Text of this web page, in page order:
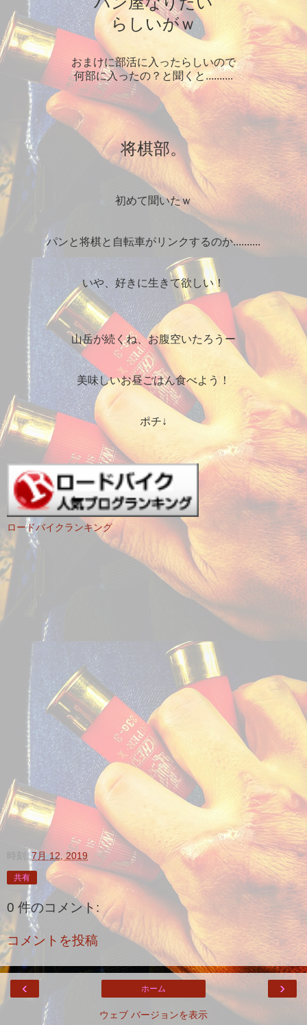
らしいがｗ
おまけに部活に入ったらしいので
何部に入ったの？と聞くと..........
将棋部。
初めて聞いたｗ
パンと将棋と自転車がリンクするのか..........
いや、好きに生きて欲しい！
山岳が続くね、お腹空いたろうー
美味しいお昼ごはん食べよう！
ポチ↓
ロードバイクランキング
時刻:7月 12, 2019
共有
0 件のコメント:
コメントを投稿
‹ ›
ホーム
ウェブ バージョンを表示